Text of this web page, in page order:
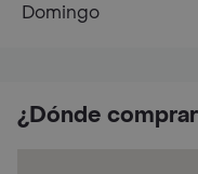
¿Dónde
Domingo